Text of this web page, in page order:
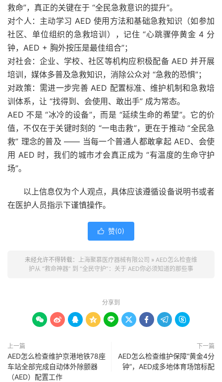
救命”，真正的关键在于 “全民急救意识的提升”。
对个人：主动学习 AED 使用方法和基础急救知识（如参加
社区、单位组织的急救培训），记住 “心跳骤停黄金 4 分
钟，AED + 胸外按压是最佳组合”；
对社会：企业、学校、社区等机构应积极配备 AED 并开展
培训，媒体多普及急救知识，消除公众对 “急救的恐惧”；
对政策：需进一步完善 AED 配置标准、维护机制和急救培
训体系，让 “找得到、会使用、敢出手” 成为常态。
AED 不是 “冰冷的设备”，而是 “延续生命的希望”。它的价
值，不仅在于关键时刻的 “一电击救”，更在于推动 “全民急
救” 理念的普及 —— 当每一个普通人都敢拿起 AED、会使
用 AED 时，我们的城市才会真正成为 “有温度的生命守护
场”。
以上信息仅为个人观点，具体应该遵循设备说明书或者
在医护人员指示下谨慎操作。
 赞(0)
未经允许不得转载： 上海聚慕医疗器械有限公司 » AED怎么检查维
护从 “救命神器” 到 “全民守护”：关于 AED你必须知道的那些事
分享到
        
上一篇
AED怎么检查维护京港地铁78座
车站全部完成自动体外除颤器
（AED）配置工作
下一篇
AED怎么检查维护保障“黄金4分
钟”，AED成多地体育场馆标配